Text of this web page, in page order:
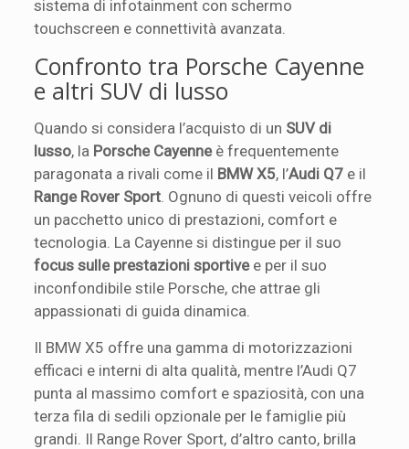
sistema di infotainment con schermo
touchscreen e connettività avanzata.
Confronto tra Porsche Cayenne
e altri SUV di lusso
Quando si considera l’acquisto di un SUV di
lusso, la Porsche Cayenneè frequentemente
paragonata a rivali come il BMW X5, l’Audi Q7 e il
Range Rover Sport . Ognuno di questi veicoli offre
un pacchetto unico di prestazioni, comfort e
tecnologia. La Cayenne si distingue per il suo
focus sulle prestazioni sportivee per il suo
inconfondibile stile Porsche, che attrae gli
appassionati di guida dinamica.
Il BMW X5 offre una gamma di motorizzazioni
efficaci e interni di alta qualità, mentre l’Audi Q7
punta al massimo comfort e spaziosità, con una
terza fila di sedili opzionale per le famiglie più
grandi. Il Range Rover Sport, d’altro canto, brilla